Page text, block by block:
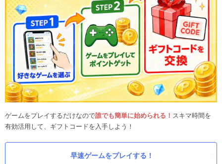
ゲームをプレイするだけなので誰でも簡単に始められる！ スキマ時間を
有効活用して、ギフトコードを入手しよう！
早速ゲームをプレイする！